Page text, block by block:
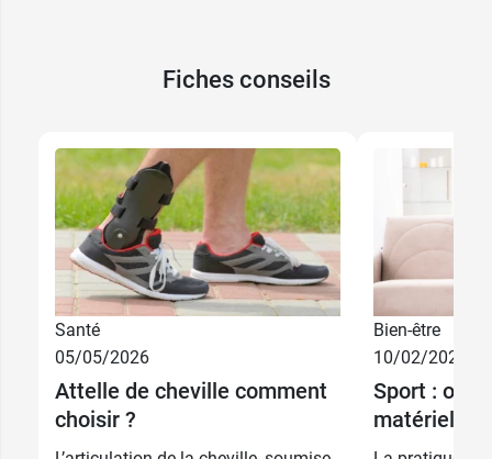
12,99 €
12,99 €
12,99 €
1 9,99 €
2 9,99 €
9,99 €
Fiches conseils
Santé
05/05/2026
Attelle de cheville comment
choisir ?
Bien-être
10/02/2025
Sport :
matériel de